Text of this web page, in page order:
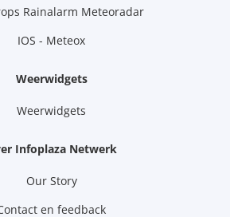
Rainalarm Meteoradar
IOS - Meteox
Weerwidgets
Weerwidgets
Infoplaza Netwerk
Our Story
en feedback